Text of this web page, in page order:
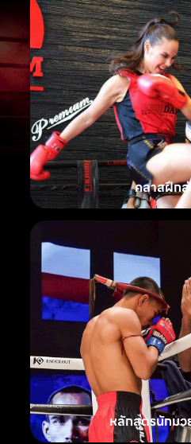
คลาสฝึก
หลักสูตรนักมว